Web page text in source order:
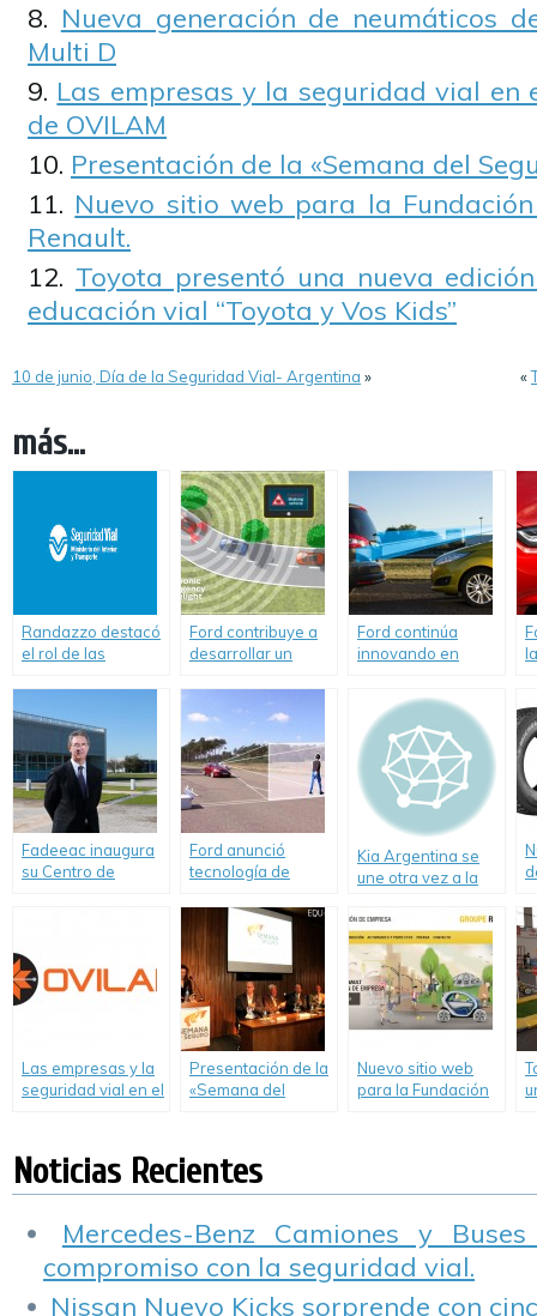
Nueva generación de neumáticos
Multi D
Las empresas y la seguridad vial en
de OVILAM
Presentación de la «Semana del
Nuevo sitio web para la
Renault.
Toyota presentó una nueva
educación vial “Toyota y Vos Kids”
10 de junio, Día de la Seguridad Vial- Argentina » «
más...
Randazzo destacó
el rol de las
Congreso “que
trate el proyecto de
Alcohol 0 en rutas
Ford contribuye a
desarrollar un
cooperativo para el
futuro.
Ford continúa
innovando en
ayudarán a
mejorar la
movilidad del futuro
Fadeeac inaugura
su Centro de
Ford anunció
tecnología de
reducir accidentes
de tránsito.
Kia Argentina se
une otra vez a la
“Conduciendo a
Conciencia”.
Las empresas y la
seguridad vial en el
Presentación de la
«Semana del
Nuevo sitio web
para la Fundación
Noticias Recientes
Mercedes-Benz Camiones y
compromiso con la seguridad vial.
Nissan Nuevo Kicks sorprende con